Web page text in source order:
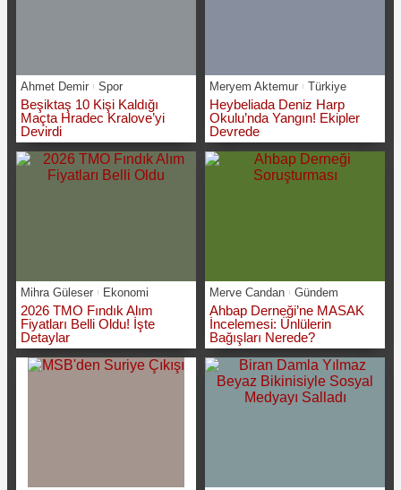
Ahmet Demir Spor
Beşiktaş 10 Kişi Kaldığı
Maçta Hradec Kralove’yi
Devirdi
Meryem Aktemur Türkiye
Heybeliada Deniz Harp
Okulu’nda Yangın! Ekipler
Devrede
Mihra Güleser Ekonomi
2026 TMO Fındık Alım
Fiyatları Belli Oldu! İşte
Detaylar
Merve Candan Gündem
Ahbap Derneği’ne MASAK
İncelemesi: Ünlülerin
Bağışları Nerede?